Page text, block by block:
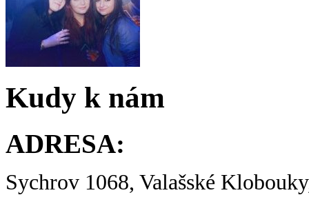
Kudy k nám
ADRESA:
Sychrov 1068, Valašské